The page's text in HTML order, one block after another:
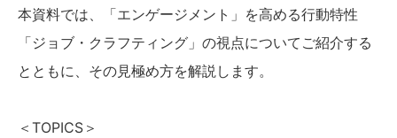
本資料では、「エンゲージメント」を高める行動特性
「ジョブ・クラフティング」の視点についてご紹介する
とともに、その見極め方を解説します。
＜TOPICS＞